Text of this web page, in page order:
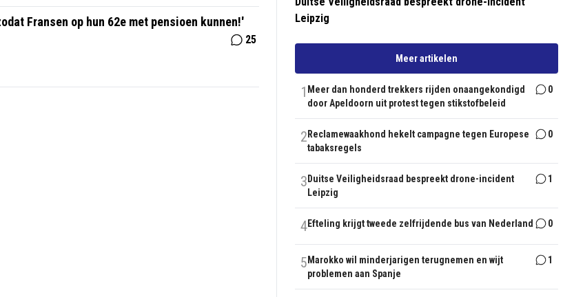
Fransen op hun 62e met pensioen kunnen!'
25
Leipzig
Meer artikelen
1 Meer dan honderd trekkers rijden onaangekondigd
door Apeldoorn uit protest tegen stikstofbeleid
0
2 Reclamewaakhond hekelt campagne tegen Europese
tabaksregels
0
3 Duitse Veiligheidsraad bespreekt drone-incident
Leipzig
1
4Efteling krijgt tweede zelfrijdende bus van Nederland 0
5 Marokko wil minderjarigen terugnemen en wijt
problemen aan Spanje
1